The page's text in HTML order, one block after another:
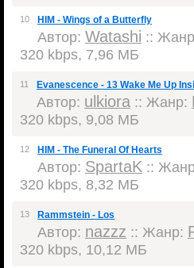
10 HIM - Wings of a Butterfly
Автор: Watashi ::
320 kbps, 7,96 МБ
11 Evanescence - 13 Wake Me Up
Автор: ulkiora :: Жанр:
320 kbps, 9,08 МБ
12 HIM - The Funeral Of Hearts
Автор: SpartaK ::
320 kbps, 8,32 МБ
13 Rammstein - Los
Автор: nazzz :: Жанр:
320 kbps, 10,12 МБ